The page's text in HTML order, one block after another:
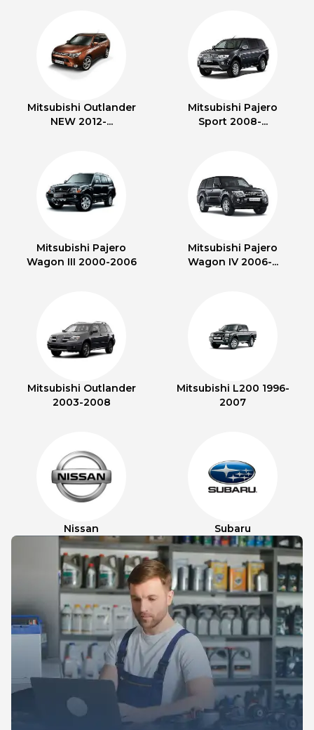
Mitsubishi Outlander
NEW 2012-...
Mitsubishi Pajero
Sport 2008-...
Mitsubishi Pajero
Wagon III 2000-2006
Mitsubishi Pajero
Wagon IV 2006-...
Mitsubishi Outlander
2003-2008
Mitsubishi L200 1996-
2007
Nissan Subaru